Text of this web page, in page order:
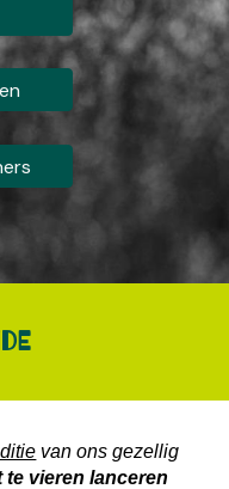
van ons gezellig
te vieren lanceren